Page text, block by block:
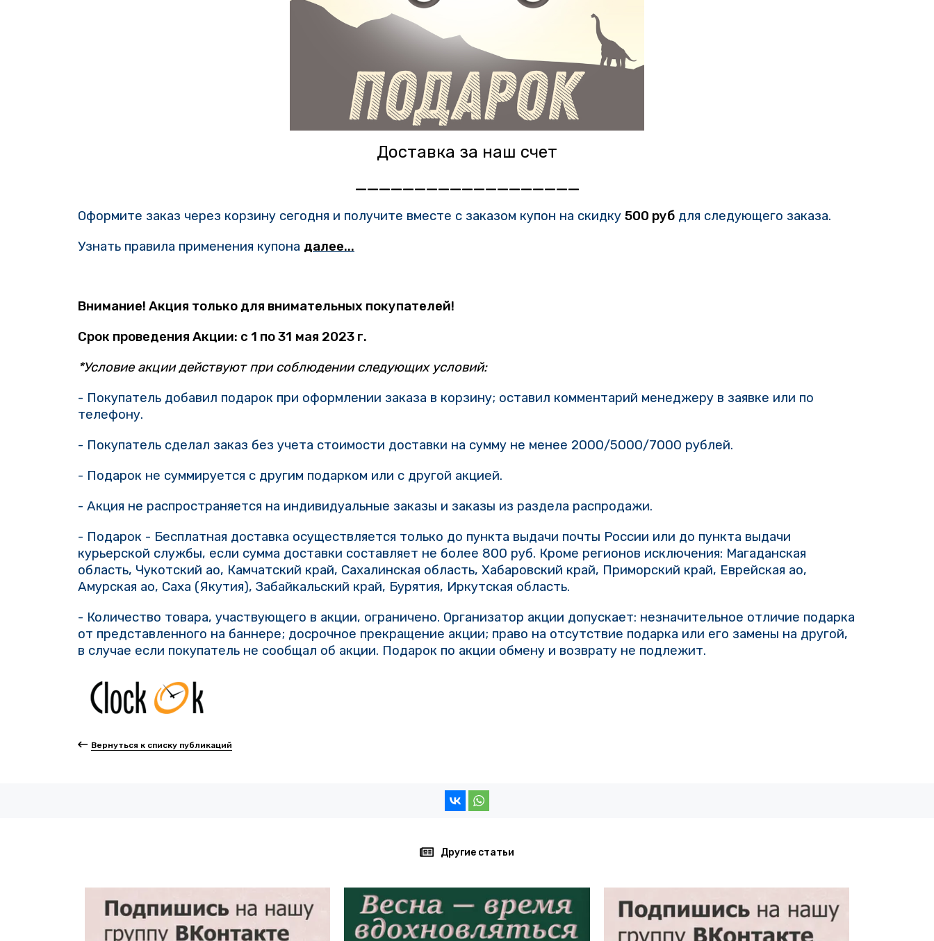
Доставка за наш счет
___________________
Оформите заказ через корзину сегодня и получите вместе с заказом купон на скидку 500 руб для следующего заказа.
Узнать правила применения купона далее...
Внимание! Акция только для внимательных покупателей!
Срок проведения Акции: с 1 по31 мая 2023 г.
*Условие акции действуют при соблюдении следующих условий:
- Покупатель добавил подарок при оформлении заказа в корзину; оставил комментарий менеджеру в заявке или по
телефону.
- Покупатель сделал заказ без учета стоимости доставки на сумму не менее 2000/5000/7000 рублей.
- Подарок не суммируется с другим подарком или с другой акцией.
- Акция не распространяется на индивидуальные заказы и заказы из раздела распродажи.
- Подарок - Бесплатная доставка осуществляется только до пункта выдачи почты России или до пункта выдачи
курьерской службы, если сумма доставки составляет не более 800 руб. Кроме регионов исключения: Магаданская
область, Чукотский ао, Камчатский край, Сахалинская область, Хабаровский край, Приморский край, Еврейская ао,
Амурская ао, Саха (Якутия), Забайкальский край, Бурятия, Иркутская область.
- Количество товара, участвующего в акции, ограничено. Организатор акции допускает: незначительное отличие подарка
от представленного на баннере; досрочное прекращение акции; право на отсутствие подарка или его замены на другой,
в случае если покупатель не сообщал об акции. Подарок по акции обмену и возврату не подлежит.
Вернуться к списку публикаций
Другие статьи